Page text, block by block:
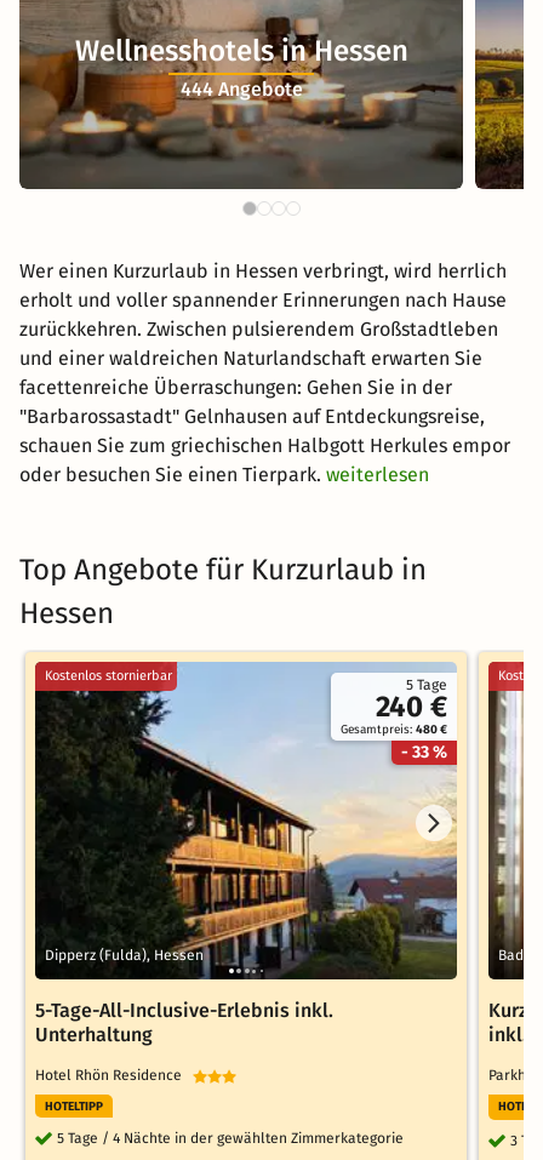
Wellnesshotels in Hessen
444 Angebote
Wer einen Kurzurlaub in Hessen verbringt, wird herrlich
erholt und voller spannender Erinnerungen nach Hause
zurückkehren. Zwischen pulsierendem Großstadtleben
und einer waldreichen Naturlandschaft erwarten Sie
facettenreiche Überraschungen: Gehen Sie in der
"Barbarossastadt" Gelnhausen auf Entdeckungsreise,
schauen Sie zum griechischen Halbgott Herkules empor
oder besuchen Sie einen Tierpark. weiterlesen
Top Angebote für Kurzurlaub in
Hessen
5 Tage
240 €
Gesamtpreis:480 €
- 33 %
Kostenlos stornierbar
Dipperz (Fulda), Hessen
5-Tage-All-Inclusive-Erlebnis inkl.
Unterhaltung
Hotel Rhön Residence
HOTELTIPP
5 Tage / 4 Nächte in der gewählten Zimmerkategorie
Bad
Kurz
inkl.
3